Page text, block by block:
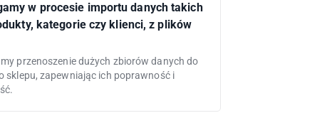
w procesie importu danych takich
kategorie czy klienci, z plików
przenoszenie dużych zbiorów danych do
sklepu, zapewniając ich poprawność i